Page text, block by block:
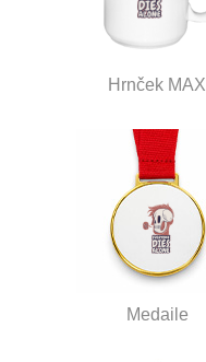
Hrnček MAX
Medaile